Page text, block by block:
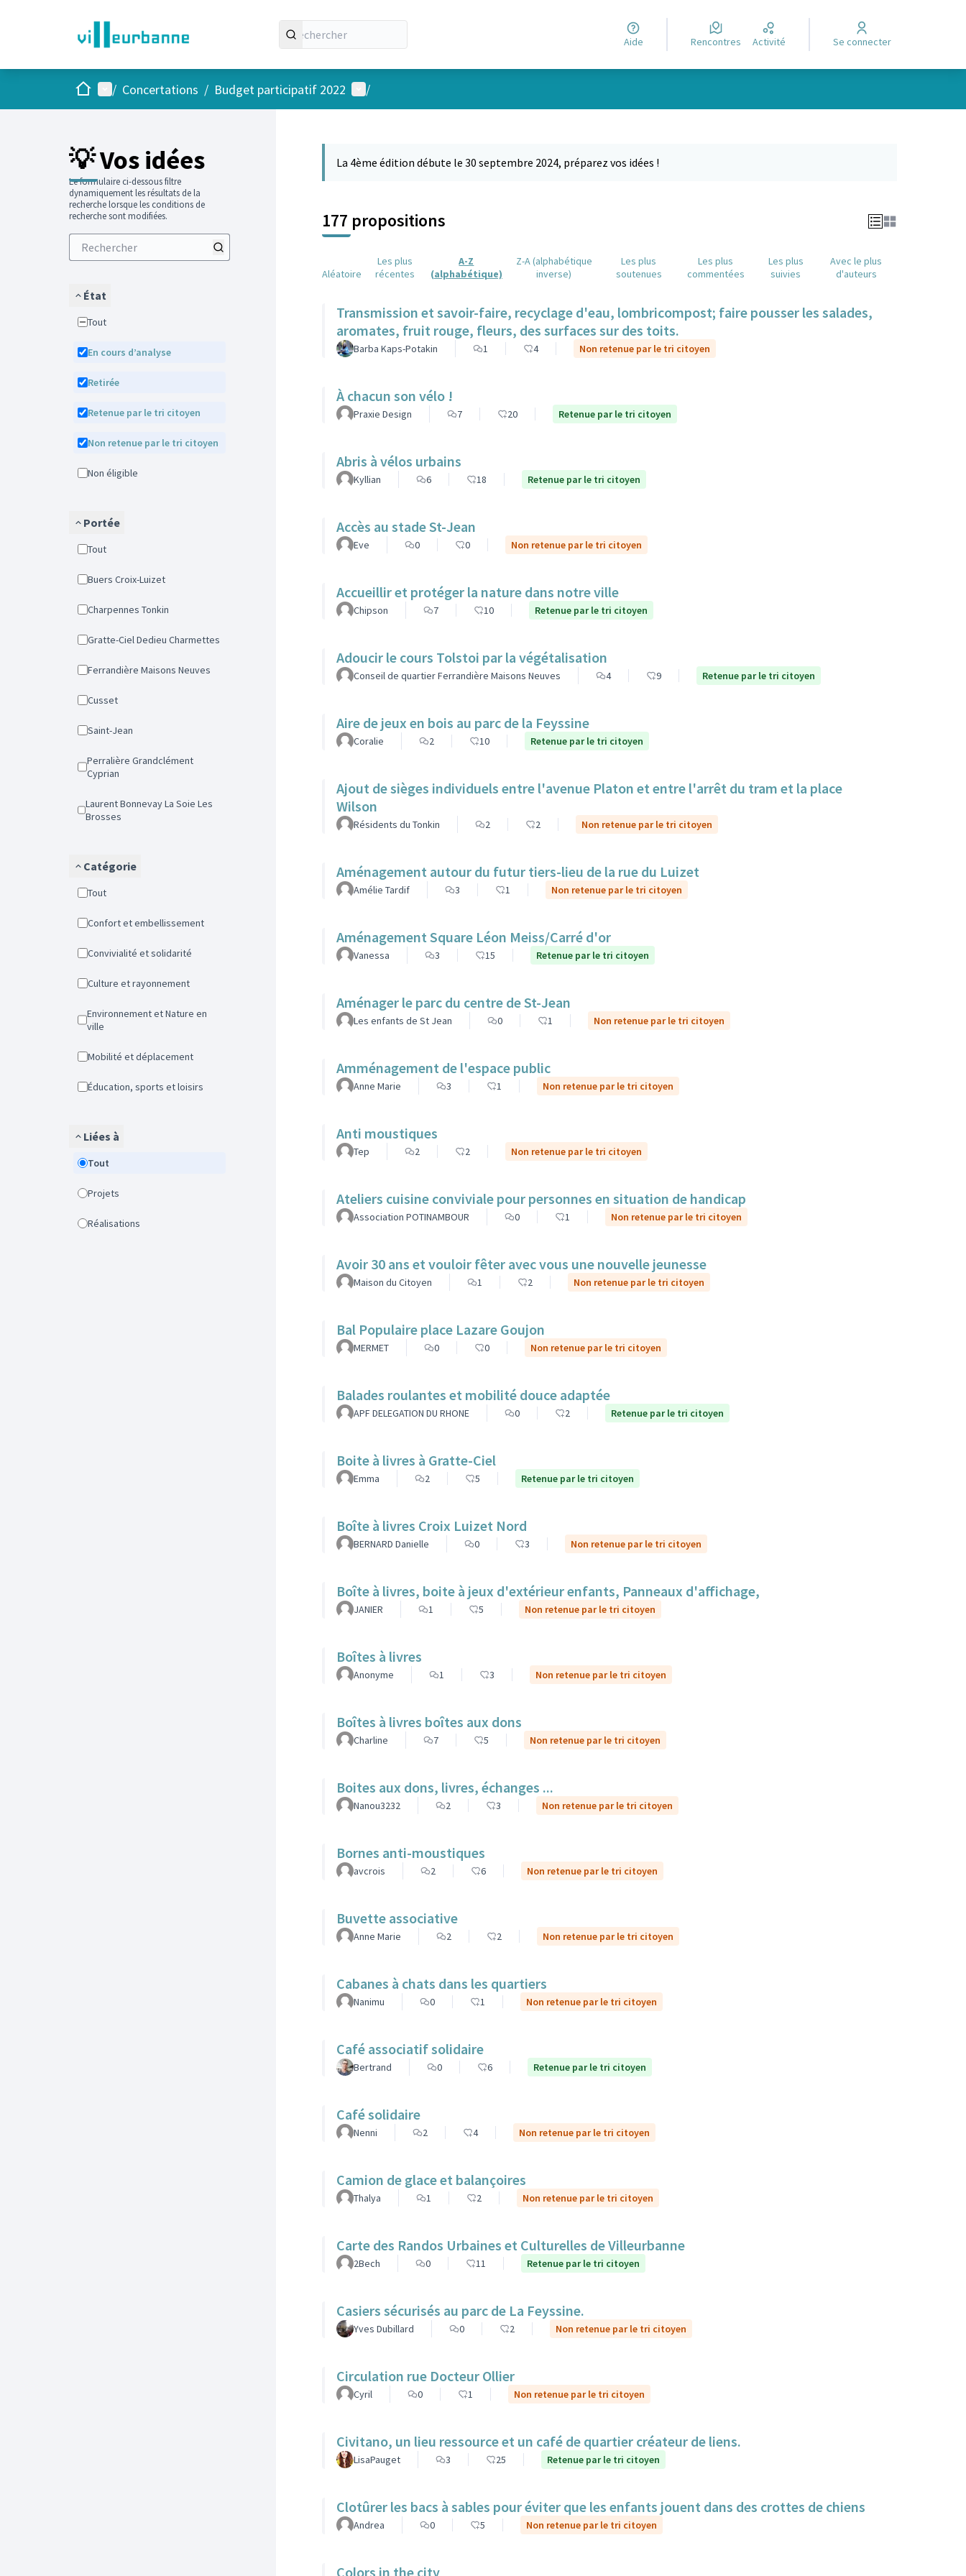
Aide Rencontres Activité Se connecter
AccueilMenu principal
/ Concertations / Budget participatif 2022 Menu utilisateur
/
💡 Vos idées
Le formulaire ci-dessous filtre
dynamiquement les résultats de la
recherche lorsque les conditions de
recherche sont modifiées.
État
Tout
En cours d’analyse
Retirée
Retenue par le tri citoyen
Non retenue par le tri citoyen
Non éligible
Portée
Tout
Buers Croix-Luizet
Charpennes Tonkin
Gratte-Ciel Dedieu Charmettes
Ferrandière Maisons Neuves
Cusset
Saint-Jean
Perralière Grandclément
Cyprian
Laurent Bonnevay La Soie Les
Brosses
Catégorie
Tout
Confort et embellissement
Convivialité et solidarité
Culture et rayonnement
Environnement et Nature en
ville
Mobilité et déplacement
Éducation, sports et loisirs
Liées à
Tout
Projets
Réalisations
La 4ème édition débute le 30 septembre 2024, préparez vos idées !
177 propositions
Aléatoire
Les plus
récentes
A-Z
(alphabétique)
Z-A (alphabétique
inverse)
Les plus
soutenues
Les plus
commentées
Les plus
suivies
Avec le plus
d'auteurs
Transmission et savoir-faire, recyclage d'eau, lombricompost; faire pousser les salades,
aromates, fruit rouge, fleurs, des surfaces sur des toits.
Barba Kaps-Potakin 1 4 Non retenue par le tri citoyen
À chacun son vélo !
Praxie Design 7 20 Retenue par le tri citoyen
Abris à vélos urbains
Kyllian 6 18 Retenue par le tri citoyen
Accès au stade St-Jean
Eve 0 0 Non retenue par le tri citoyen
Accueillir et protéger la nature dans notre ville
Chipson 7 10 Retenue par le tri citoyen
Adoucir le cours Tolstoi par la végétalisation
Conseil de quartier Ferrandière Maisons Neuves 4 9 Retenue par le tri citoyen
Aire de jeux en bois au parc de la Feyssine
Coralie 2 10 Retenue par le tri citoyen
Ajout de sièges individuels entre l'avenue Platon et entre l'arrêt du tram et la place
Wilson
Résidents du Tonkin 2 2 Non retenue par le tri citoyen
Aménagement autour du futur tiers-lieu de la rue du Luizet
Amélie Tardif 3 1 Non retenue par le tri citoyen
Aménagement Square Léon Meiss/Carré d'or
Vanessa 3 15 Retenue par le tri citoyen
Aménager le parc du centre de St-Jean
Les enfants de St Jean 0 1 Non retenue par le tri citoyen
Amménagement de l'espace public
Anne Marie 3 1 Non retenue par le tri citoyen
Anti moustiques
Tep 2 2 Non retenue par le tri citoyen
Ateliers cuisine conviviale pour personnes en situation de handicap
Association POTINAMBOUR 0 1 Non retenue par le tri citoyen
Avoir 30 ans et vouloir fêter avec vous une nouvelle jeunesse
Maison du Citoyen 1 2 Non retenue par le tri citoyen
Bal Populaire place Lazare Goujon
MERMET 0 0 Non retenue par le tri citoyen
Balades roulantes et mobilité douce adaptée
APF DELEGATION DU RHONE 0 2 Retenue par le tri citoyen
Boite à livres à Gratte-Ciel
Emma 2 5 Retenue par le tri citoyen
Boîte à livres Croix Luizet Nord
BERNARD Danielle 0 3 Non retenue par le tri citoyen
Boîte à livres, boite à jeux d'extérieur enfants, Panneaux d'affichage,
JANIER 1 5 Non retenue par le tri citoyen
Boîtes à livres
Anonyme 1 3 Non retenue par le tri citoyen
Boîtes à livres boîtes aux dons
Charline 7 5 Non retenue par le tri citoyen
Boites aux dons, livres, échanges ...
Nanou3232 2 3 Non retenue par le tri citoyen
Bornes anti-moustiques
avcrois 2 6 Non retenue par le tri citoyen
Buvette associative
Anne Marie 2 2 Non retenue par le tri citoyen
Cabanes à chats dans les quartiers
Nanimu 0 1 Non retenue par le tri citoyen
Café associatif solidaire
Bertrand 0 6 Retenue par le tri citoyen
Café solidaire
Nenni 2 4 Non retenue par le tri citoyen
Camion de glace et balançoires
Thalya 1 2 Non retenue par le tri citoyen
Carte des Randos Urbaines et Culturelles de Villeurbanne
2Bech 0 11 Retenue par le tri citoyen
Casiers sécurisés au parc de La Feyssine.
Yves Dubillard 0 2 Non retenue par le tri citoyen
Circulation rue Docteur Ollier
Cyril 0 1 Non retenue par le tri citoyen
Civitano, un lieu ressource et un café de quartier créateur de liens.
LisaPauget 3 25 Retenue par le tri citoyen
Clotûrer les bacs à sables pour éviter que les enfants jouent dans des crottes de chiens
Andrea 0 5 Non retenue par le tri citoyen
Colors in the city